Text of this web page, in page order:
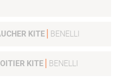
KITE BENELLI
KITE BENELLI